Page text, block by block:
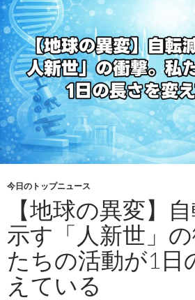
今日のトップニュース
【地球の異変】
示す「人新世」
たちの活動が1日
えている